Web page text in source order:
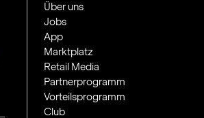
Über uns
Jobs
App
Marktplatz
Retail Media
Partnerprogramm
Vorteilsprogramm
Club